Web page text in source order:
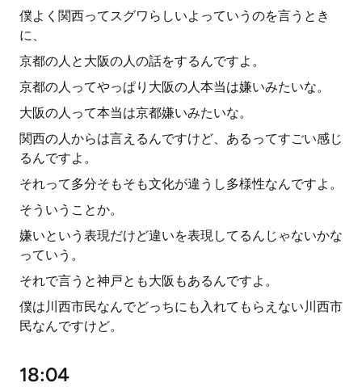
僕よく関西ってスグワらしいよっていうのを言うとき
に、
京都の人と大阪の人の話をするんですよ。
京都の人ってやっぱり大阪の人本当は嫌いみたいな。
大阪の人って本当は京都嫌いみたいな。
関西の人からは言えるんですけど、あるってすごい感じ
るんですよ。
それって多分そもそも文化が違うし多様性なんですよ。
そういうことか。
嫌いという表現だけど違いを表現してるんじゃないかな
っていう。
それで言うと神戸とも大阪もあるんですよ。
僕は川西市民なんでどっちにも入れてもらえない川西市
民なんですけど。
18:04